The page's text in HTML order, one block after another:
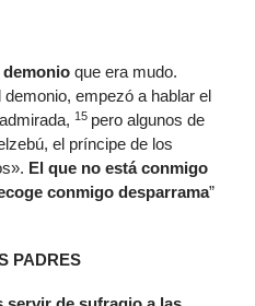
demonio que era mudo.
empezó a hablar el
15 pero algunos de
el príncipe de los
El que no está conmigo
conmigo desparrama”
PADRES